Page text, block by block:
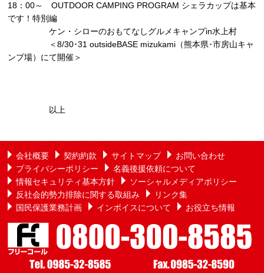
18：00～ OUTDOOR CAMPING PROGRAM シェラカップは基本
です！特別編
ケン・シローのおもてなしグルメキャンプin水上村
＜8/30･31 outsideBASE mizukami（熊本県･市房山キャ
ンプ場）にて開催＞
以上
会社概要 契約約款 サイトマップ
お問い合わせ
プライバシーポリシー
名義後援依頼について
情報セキュリティ基本方針
ソーシャルメディアポリシー
反社会的勢力排除に関する取組み
リンク集
国民保護業務計画
インボイスについて お役立ち情報